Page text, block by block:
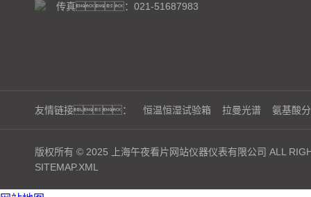
传真：021-51687983
友情链接： 恒温恒湿试验箱 拉曼光谱 氨基酸
版权所有 © 2025 上海午夜看片网站仪器仪表有限公司 ALL
SITEMAP.XML